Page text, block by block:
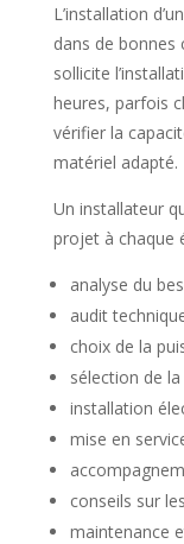
L’installation
dans de bonnes
sollicite
heures, parfois
vérifier la
matériel adapté.
Un installateur
projet à chaque
analyse du
audit
choix de la
sélection de
installation
mise en
conseils sur
maintenance